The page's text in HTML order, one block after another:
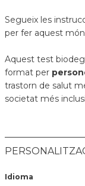
Segueix les
per fer aquest
Aquest test
format per
trastorn de salut
societat més
Idioma